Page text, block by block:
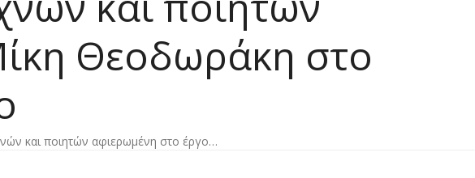
Θεοδωράκη στο
και ποιητών αφιερωμένη στο έργο…